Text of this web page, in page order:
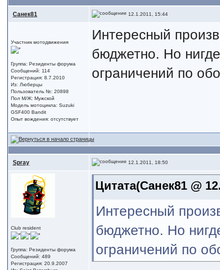
Санек81 12.1.2011, 15:44
Участник мотодвижения
Группа: Резиденты форума
Сообщений: 114
Регистрация: 8.7.2010
Из: Люберцы
Пользователь №: 20898
Пол М/Ж: Мужской
Модель мотоцикла: Suzuki
GSF400 Bandit
Опыт вождения: отсутствует
Интересный
бюджетно. Но
ограничений по
Spray 12.1.2011, 18:50
Club resident
Группа: Резиденты форума
Сообщений: 489
Регистрация: 20.9.2007
Цитата(Санек81 @
Интересный
бюджетно. Но
ограничений по